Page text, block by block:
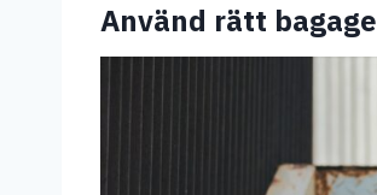
Använd rätt bagage